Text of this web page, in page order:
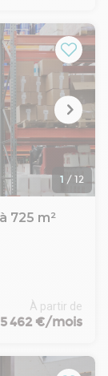
space, une
confort
lumineux
et
1 / 12
725 m²
725 m²
accessible.
et une dalle
À partir de
5 462 €/mois